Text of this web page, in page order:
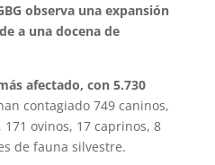
observa una expansión
a una docena de
afectado, con 5.730
contagiado 749 caninos,
ovinos, 17 caprinos, 8
de fauna silvestre.